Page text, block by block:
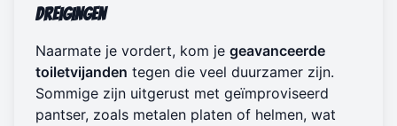
Dreigingen
Naarmate je vordert, kom je geavanceerde
toiletvijanden tegen die veel duurzamer zijn.
Sommige zijn uitgerust met geïmproviseerd
pantser, zoals metalen platen of helmen, wat